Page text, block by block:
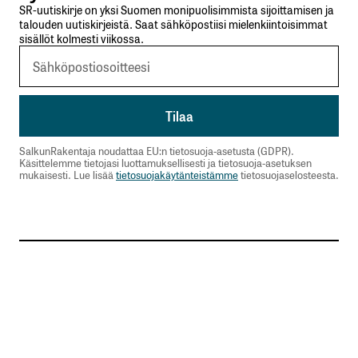
SR-uutiskirje on yksi Suomen monipuolisimmista sijoittamisen ja
talouden uutiskirjeistä. Saat sähköpostiisi mielenkiintoisimmat
sisällöt kolmesti viikossa.
SalkunRakentaja noudattaa EU:n tietosuoja-asetusta (GDPR).
Käsittelemme tietojasi luottamuksellisesti ja tietosuoja-asetuksen
mukaisesti. Lue lisäätietosuojakäytänteistämmetietosuojaselosteesta.